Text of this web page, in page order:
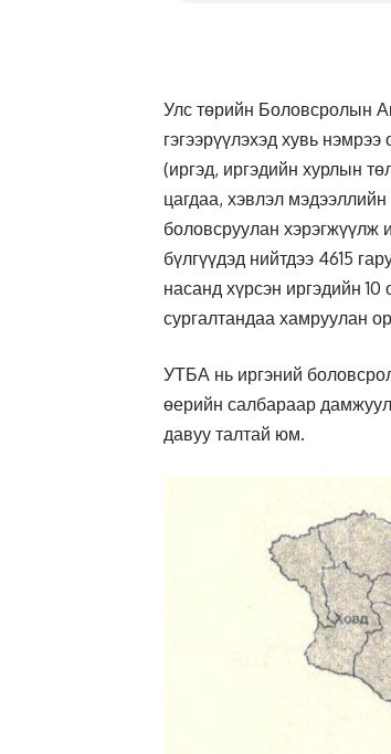
Улс төрийн Боловсролын
гэгээрүүлэхэд хувь
(иргэд, иргэдийн хурлын
цагдаа, хэвлэл мэдээллийн
боловсруулан хэрэгжүүлж
бүлгүүдэд нийтдээ 4615
насанд хүрсэн иргэдийн
сургалтандаа хамруулан
УТБА нь иргэний
өерийн салбараар
давуу талтай юм.